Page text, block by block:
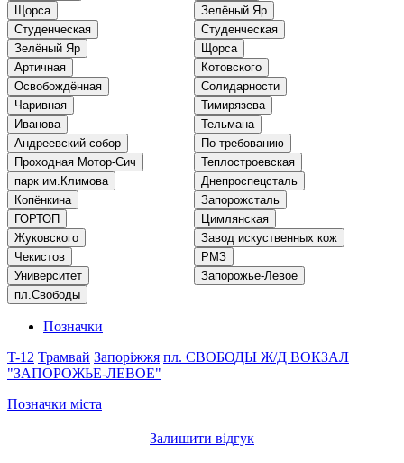
Щорса
Студенческая
Зелёный Яр
Артичная
Освобождённая
Чаривная
Иванова
Андреевский собор
Проходная Мотор-Сич
парк им.Климова
Копёнкина
ГОРТОП
Жуковского
Чекистов
Университет
пл.Свободы
Зелёный Яр
Студенческая
Щорса
Котовского
Солидарности
Тимирязева
Тельмана
По требованию
Теплостроевская
Днепроспецсталь
Запорожсталь
Цимлянская
Завод искуственных кож
РМЗ
Запорожье-Левое
Позначки
T-12 Трамвай Запоріжжя пл. СВОБОДЫ Ж/Д ВОКЗАЛ
"ЗАПОРОЖЬЕ-ЛЕВОЕ"
Позначки міста
Залишити відгук